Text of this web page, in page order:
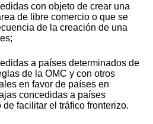
con objeto de crear una
de libre comercio o que se
de la creación de una
a países determinados de
de la OMC y con otros
en favor de países en
concedidas a países
facilitar el tráfico fronterizo.